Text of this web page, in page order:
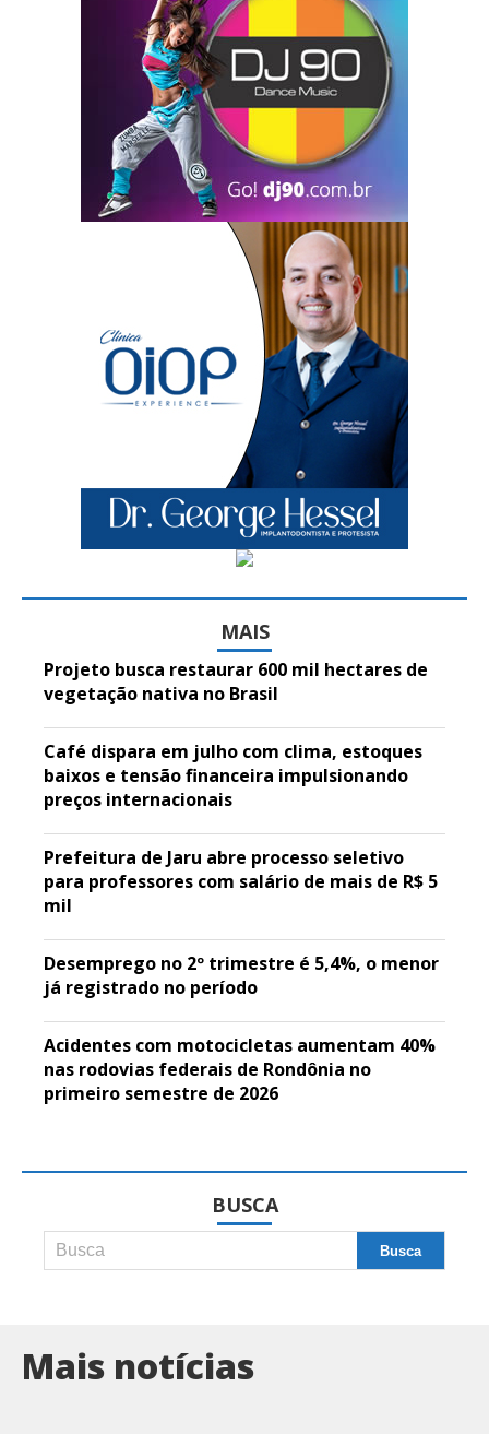
MAIS
Projeto busca restaurar 600 mil hectares de
vegetação nativa no Brasil
Café dispara em julho com clima, estoques
baixos e tensão financeira impulsionando
preços internacionais
Prefeitura de Jaru abre processo seletivo
para professores com salário de mais de R$ 5
mil
Desemprego no 2º trimestre é 5,4%, o menor
já registrado no período
Acidentes com motocicletas aumentam 40%
nas rodovias federais de Rondônia no
primeiro semestre de 2026
BUSCA
Mais notícias